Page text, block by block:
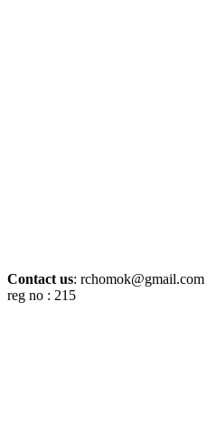
Contact us:
reg no : 215